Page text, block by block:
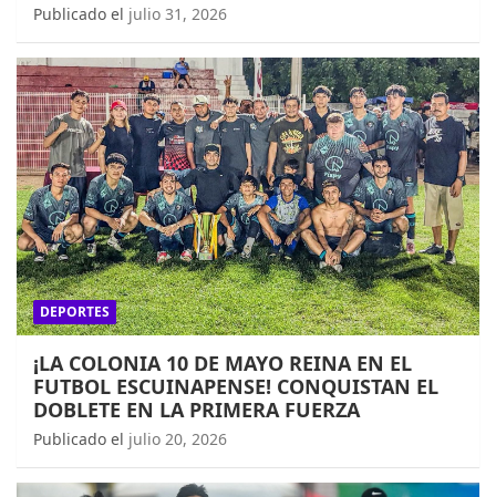
Publicado el julio 31, 2026
DEPORTES
¡LA COLONIA 10 DE MAYO REINA EN EL
FUTBOL ESCUINAPENSE! CONQUISTAN EL
DOBLETE EN LA PRIMERA FUERZA
Publicado el julio 20, 2026